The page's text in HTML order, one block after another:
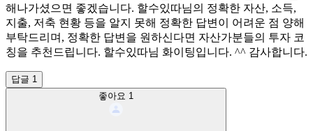
해나가셨으면 좋겠습니다. 할수있따님의 정확한 자산, 소득,
지출, 저축 현황 등을 알지 못해 정확한 답변이 어려운 점 양해
부탁드리며, 정확한 답변을 원하신다면 자산가분들의 투자 코
칭을 추천드립니다. 할수있따님 화이팅입니다. ^^ 감사합니다.
답글 1
좋아요 1